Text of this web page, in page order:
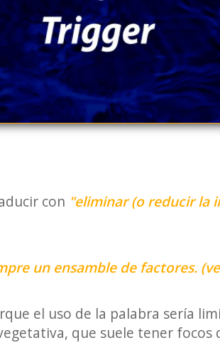
con "eliminar (o reducir la
un ensamble de factores.
el uso de la palabra sería
que suele tener focos